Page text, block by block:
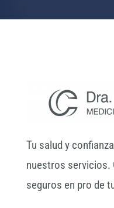
Tu salud y
nuestros servicios.
seguros en pro de